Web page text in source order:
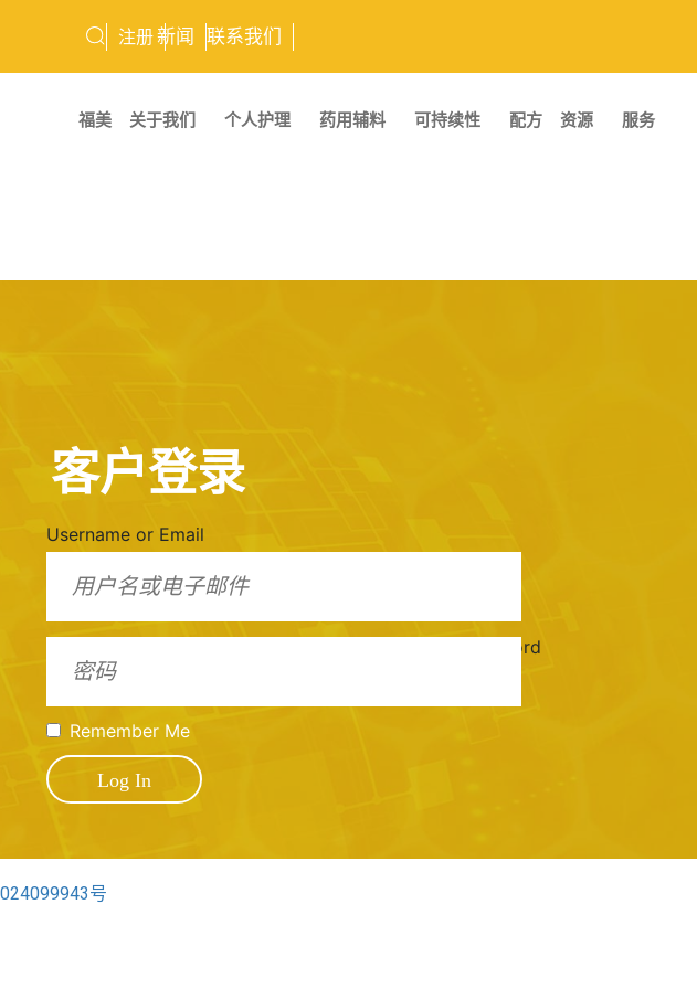
注册新闻 联系我们
福美 关于我们 个人护理 药用辅料 可持续性 配方 资源 服务
客户登录
Username or Email
Password
Remember Me
号